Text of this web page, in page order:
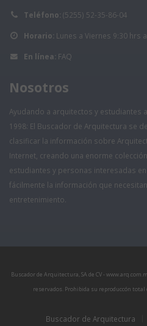
Teléfono: (5255) 52-35-86-04
Horario: Lunes a Viernes 9:30 hrs
En línea: FAQ
Nosotros
Ayudando a arquitectos y estudiantes
1998: El Buscador de Arquitectura se
clasificar la información sobre
Internet, creando una enorme
estudiantes y personas interesadas
fácilmente la información que
entretenimiento.
Buscador de Arquitectura, SA de CV -
reservados. Prohibida su reproduccón
Buscador de Arquitectura